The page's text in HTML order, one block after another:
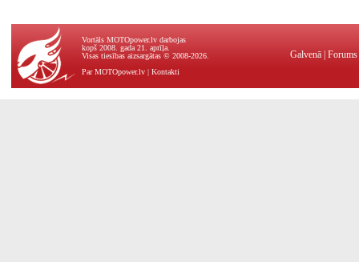
Vortāls MOTOpower.lv darbojas
kopš 2008. gada 21. aprīļa.
Visas tiesības aizsargātas © 2008-2026.
Par MOTOpower.lv | Kontakti
Galvenā Forums